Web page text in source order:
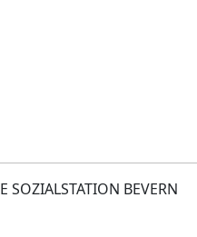
BEVERN